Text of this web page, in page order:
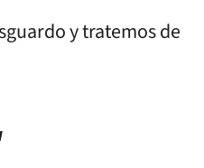
y tratemos de